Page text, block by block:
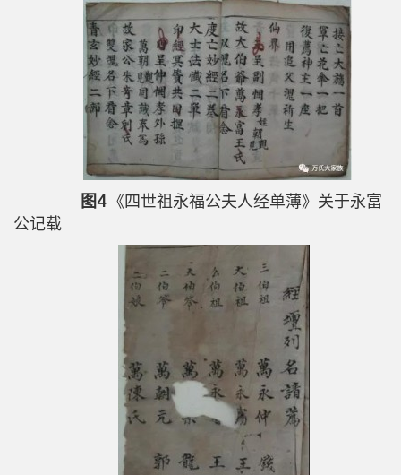
图4《四世祖永福公夫人经单薄》关于永富
公记载